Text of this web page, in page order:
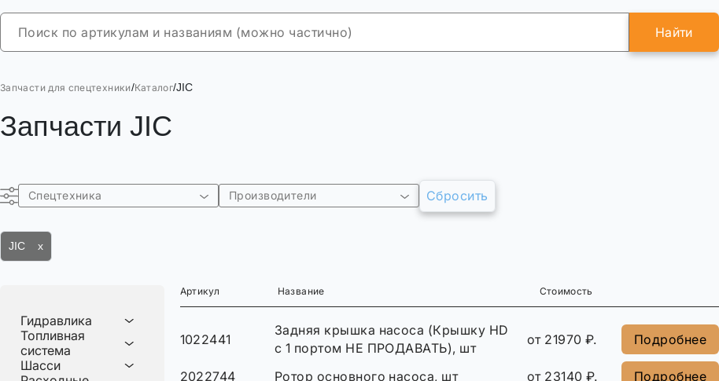
Найти
Запчасти для спецтехники/Каталог/JIC
Запчасти JIC
Гидравлика
Топливная
система
Шасси
Спецтехника Производители Сбросить
JIC x
Артикул Название Стоимость
1022441
Задняя крышка насоса (Крышку HD
с 1 портом НЕ ПРОДАВАТЬ), шт
от 21970 ₽. Подробнее
2022744 Ротор основного насоса, шт от 23140 ₽. Подробнее